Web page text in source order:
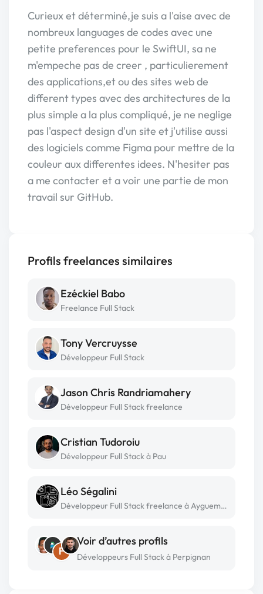
Curieux et déterminé,je suis a l'aise avec de
nombreux languages de codes avec une
petite preferences pour le SwiftUI, sa ne
m'empeche pas de creer , particulierement
des applications,et ou des sites web de
different types avec des architectures de la
plus simple a la plus compliqué, je ne neglige
pas l'aspect design d'un site et j'utilise aussi
des logiciels comme Figma pour mettre de la
couleur aux differentes idees. N'hesiter pas
a me contacter et a voir une partie de mon
travail sur GitHub.
Profils freelances similaires
Ezéckiel Babo
Freelance Full Stack
Tony Vercruysse
Développeur Full Stack
Jason Chris Randriamahery
Développeur Full Stack freelance
Cristian Tudoroiu
Développeur Full Stack à Pau
Léo Ségalini
Développeur Full Stack freelance à Ayguemorte les graves
F
Voir d’autres profils
Développeurs Full Stack à Perpignan